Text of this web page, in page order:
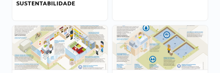
SUSTENTABILIDADE